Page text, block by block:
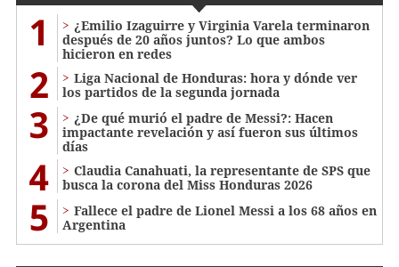
1
¿Emilio Izaguirre y Virginia Varela terminaron
después de 20 años juntos? Lo que ambos
hicieron en redes
2
Liga Nacional de Honduras: hora y dónde ver
los partidos de la segunda jornada
3
¿De qué murió el padre de Messi?: Hacen
impactante revelación y así fueron sus últimos
días
4
Claudia Canahuati, la representante de SPS que
busca la corona del Miss Honduras 2026
5
Fallece el padre de Lionel Messi a los 68 años en
Argentina